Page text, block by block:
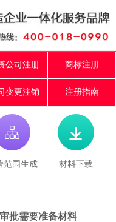
公司注册 商标注册
变更注销 注册指南

范围生成

材料下载
批需要准备材料